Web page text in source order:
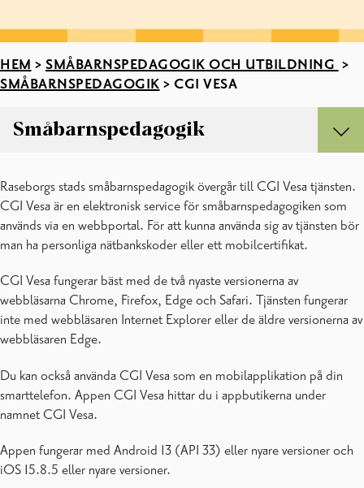
HEM > SMÅBARNSPEDAGOGIK OCH UTBILDNING >
SMÅBARNSPEDAGOGIK > CGI VESA
Småbarnspedagogik
Ansökan om plats inom småbarnspedagogik
Blanketter
CGI Vesa
Familjedagvård
In English: early childhood education
Klientavgifter inom småbarnspedagogiken
Mångkulturell småbarnspedagogik
Om småbarnspedagogiken i Raseborg
Språkbad
Stöd för barnet
Raseborgs stads småbarnspedagogik övergår till CGI Vesa tjänsten.
CGI Vesa är en elektronisk service för småbarnspedagogiken som
används via en webbportal. För att kunna använda sig av tjänsten bör
man ha personliga nätbankskoder eller ett mobilcertifikat.
CGI Vesa fungerar bäst med de två nyaste versionerna av
webbläsarna Chrome, Firefox, Edge och Safari. Tjänsten fungerar
inte med webbläsaren Internet Explorer eller de äldre versionerna av
webbläsaren Edge.
Du kan också använda CGI Vesa som en mobilapplikation på din
smarttelefon. Appen CGI Vesa hittar du i appbutikerna under
namnet CGI Vesa.
Appen fungerar med Android 13 (API 33) eller nyare versioner och
iOS 15.8.5 eller nyare versioner.